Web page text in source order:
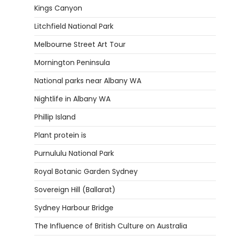
Kings Canyon
Litchfield National Park
Melbourne Street Art Tour
Mornington Peninsula
National parks near Albany WA
Nightlife in Albany WA
Phillip Island
Plant protein is
Purnululu National Park
Royal Botanic Garden Sydney
Sovereign Hill (Ballarat)
Sydney Harbour Bridge
The Influence of British Culture on Australia